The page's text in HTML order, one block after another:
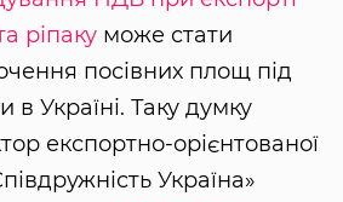
ріпаку може стати
посівних площ під
в Україні. Таку думку
експортно-орієнтованої
Україна»